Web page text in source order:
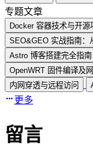
专题文章
Docker 容器技术与开源
SEO&GEO 实战指南：
Astro 博客搭建完全指南
OpenWRT 固件编译及
内网穿透与远程访问
更多
留言